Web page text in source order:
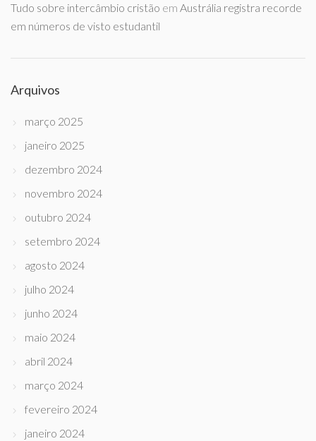
Tudo sobre intercâmbio cristão em Austrália registra recorde
em números de visto estudantil
Arquivos
março 2025
janeiro 2025
dezembro 2024
novembro 2024
outubro 2024
setembro 2024
agosto 2024
julho 2024
junho 2024
maio 2024
abril 2024
março 2024
fevereiro 2024
janeiro 2024